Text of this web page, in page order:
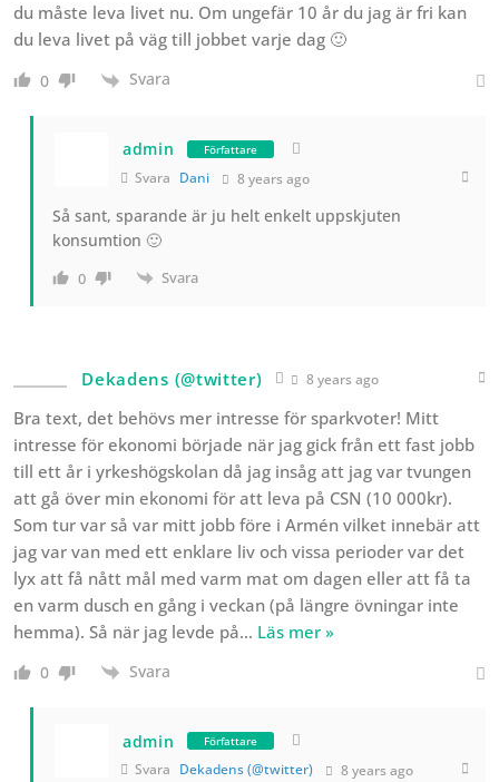
du måste leva livet nu. Om ungefär 10 år du jag är fri kan
du leva livet på väg till jobbet varje dag 🙂
0 Svara
admin Författare
Svara Dani 8 years ago
Så sant, sparande är ju helt enkelt uppskjuten
konsumtion 🙂
0 Svara
Dekadens (@twitter) 8 years ago
Bra text, det behövs mer intresse för sparkvoter! Mitt
intresse för ekonomi började när jag gick från ett fast jobb
till ett år i yrkeshögskolan då jag insåg att jag var tvungen
att gå över min ekonomi för att leva på CSN (10 000kr).
Som tur var så var mitt jobb före i Armén vilket innebär att
jag var van med ett enklare liv och vissa perioder var det
lyx att få nått mål med varm mat om dagen eller att få ta
en varm dusch en gång i veckan (på längre övningar inte
hemma). Så när jag levde på… Läs mer »
0 Svara
admin Författare
Svara Dekadens (@twitter) 8 years ago